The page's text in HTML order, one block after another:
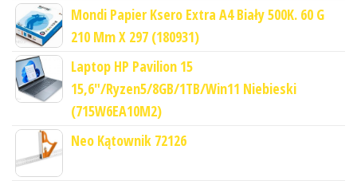
Mondi Papier Ksero Extra A4 Biały 500K. 60 G
210 Mm X 297 (180931)
Laptop HP Pavilion 15
15,6"/Ryzen5/8GB/1TB/Win11 Niebieski
(715W6EA10M2)
Neo Kątownik 72126